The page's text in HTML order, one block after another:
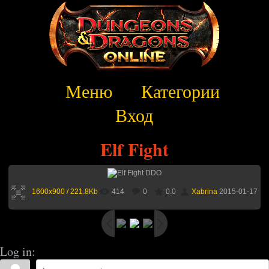
Меню
Категории
Вход
Elf Fight
1600x900 / 221.8Kb 414 0 0.0 Xabrina 2015-01-17
Log in: